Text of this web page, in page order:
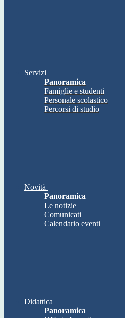
Servizi
Panoramica
Famiglie e studenti
Personale scolastico
Percorsi di studio
Novità
Panoramica
Le notizie
Comunicati
Calendario eventi
Didattica
Panoramica